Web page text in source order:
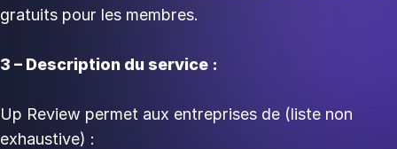
gratuits pour les membres.
3 – Description du service :
Up Review permet aux entreprises de (liste non
exhaustive) :